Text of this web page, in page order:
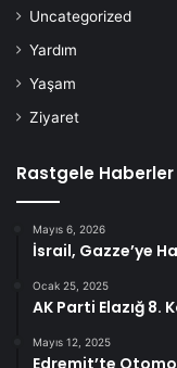
Uncategorized
Yardım
Yaşam
Ziyaret
Rastgele Haberler
Mayıs 6, 2026
İsrail, Gazze’ye
Ocak 25, 2025
AK Parti Elazığ 8.
Mayıs 12, 2025